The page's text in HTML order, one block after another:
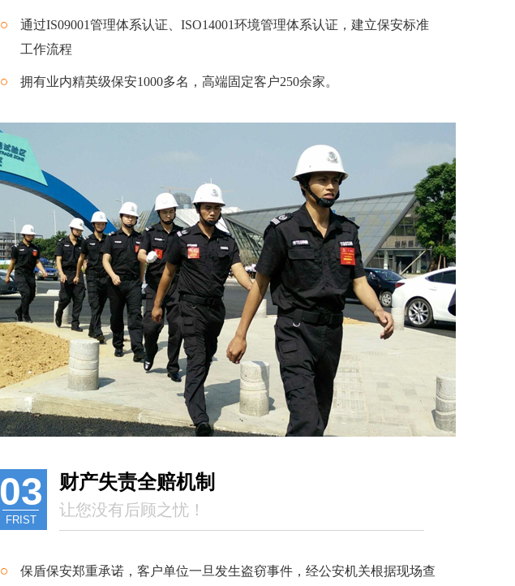
通过IS09001管理体系认证、ISO14001环境管理体系认证，建立保安标准
工作流程
拥有业内精英级保安1000多名，高端固定客户250余家。
03
FRIST
财产失责全赔机制
让您没有后顾之忧！
保盾保安郑重承诺，客户单位一旦发生盗窃事件，经公安机关根据现场查